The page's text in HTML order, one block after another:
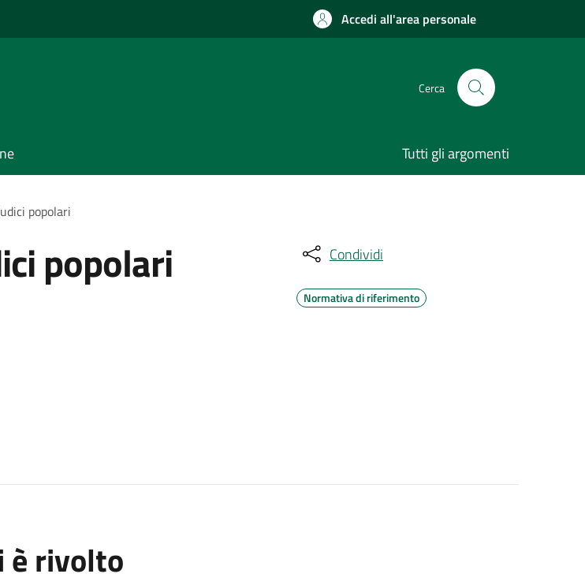
Accedi all'area personale
Cerca
Tutti gli argomenti
popolari
popolari Condividi
Normativa di riferimento
è rivolto